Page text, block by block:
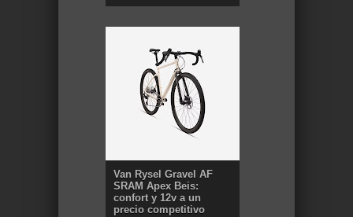
Van Rysel Gravel AF
SRAM Apex Beis:
confort y 12v a un
precio competitivo